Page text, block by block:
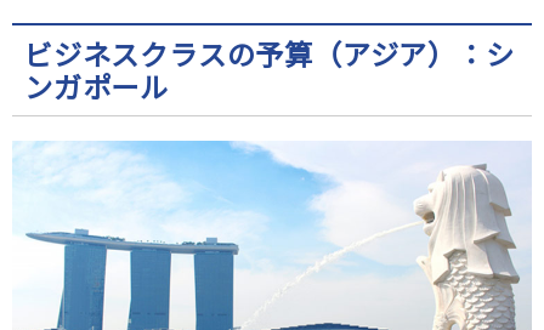
ビジネスクラスの予算（アジア）：シ
ンガポール